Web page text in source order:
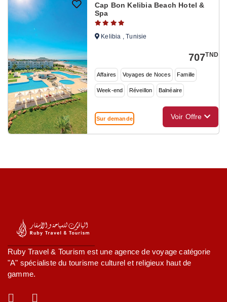
Cap Bon Kelibia Beach Hotel &
Spa
Kelibia , Tunisie
707TND
Affaires Voyages de Noces Famille
Week-end Réveillon Balnéaire
Sur demande Voir Offre
Ruby Travel & Tourism est une agence de voyage catégorie
"A" spécialiste du tourisme culturel et religieux haut de
gamme.